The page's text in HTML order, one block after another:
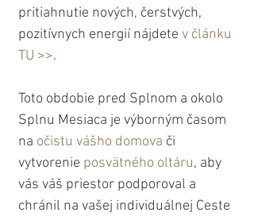
pritiahnutie nových, čerstvých,
pozitívnych energií nájdete v článku
TU >>.
Toto obdobie pred Splnom a okolo
Splnu Mesiaca je výborným časom
na očistu vášho domova či
vytvorenie posvätného oltáru, aby
vás váš priestor podporoval a
chránil na vašej individuálnej Ceste